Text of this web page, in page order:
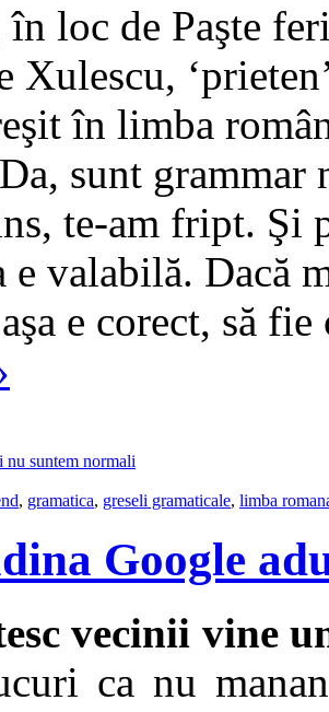
în loc de Paşte
Xulescu,
în limba
sunt grammar
te-am fript. Şi
e valabilă. Dacă
e corect, să
nu suntem normali
, gramatica, greseli gramaticale, limba
Google
vecinii vine
ca nu